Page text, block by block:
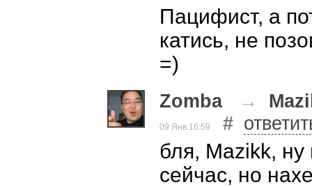
Пацифист, а
катись, не
=)
Zomba→
09 Янв 16:59 #
бля, Mazikk,
сейчас, но